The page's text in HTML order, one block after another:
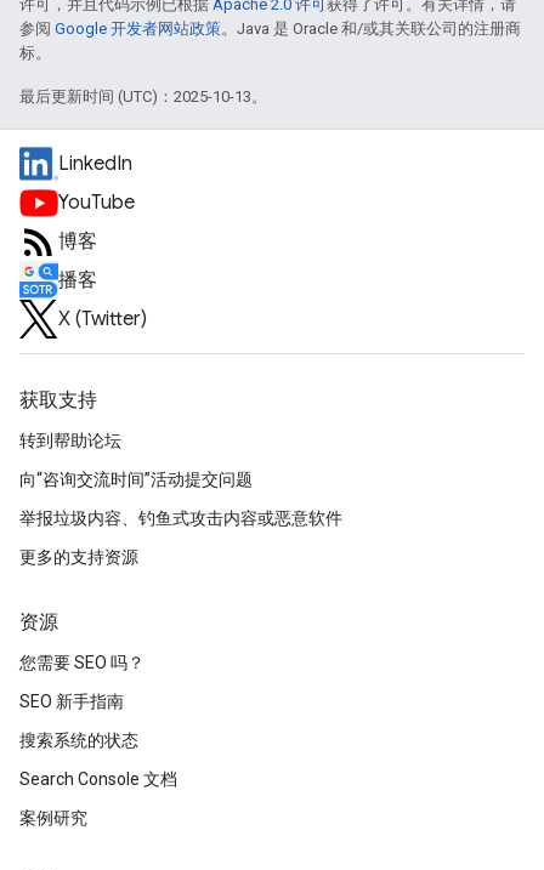
许可，并且代码示例已根据 Apache 2.0 许可获得了许可。有关详情，请
参阅 Google 开发者网站政策。Java 是 Oracle 和/或其关联公司的注册商
标。
最后更新时间 (UTC)：2025-10-13。
LinkedIn
YouTube
博客
播客
X (Twitter)
获取支持
转到帮助论坛
向“咨询交流时间”活动提交问题
举报垃圾内容、钓鱼式攻击内容或恶意软件
更多的支持资源
资源
您需要 SEO 吗？
SEO 新手指南
搜索系统的状态
Search Console 文档
案例研究